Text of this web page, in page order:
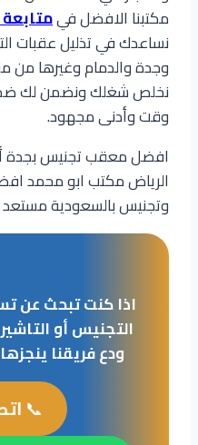
مكتبنا الافضل في
نساعدك في تذليل عقبات
وجدة والدمام وغيرها من
نخلص شغلك ونضمن لك
وقت وأدنى مجهود.
افضل معقب تجنيس
الرياض مكتب ابو محمد
وتجنيس بالسعودية
اذا كنت تبحث عن
التجنيس أو
ودع فريقنا
📞